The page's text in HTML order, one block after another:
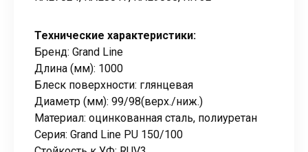
Технические характеристики:
Бренд: Grand Line
Длина (мм): 1000
Блеск поверхности: глянцевая
Диаметр (мм): 99/98(верх./ниж.)
Материал: оцинкованная сталь, полиуретан
Серия: Grand Line PU 150/100